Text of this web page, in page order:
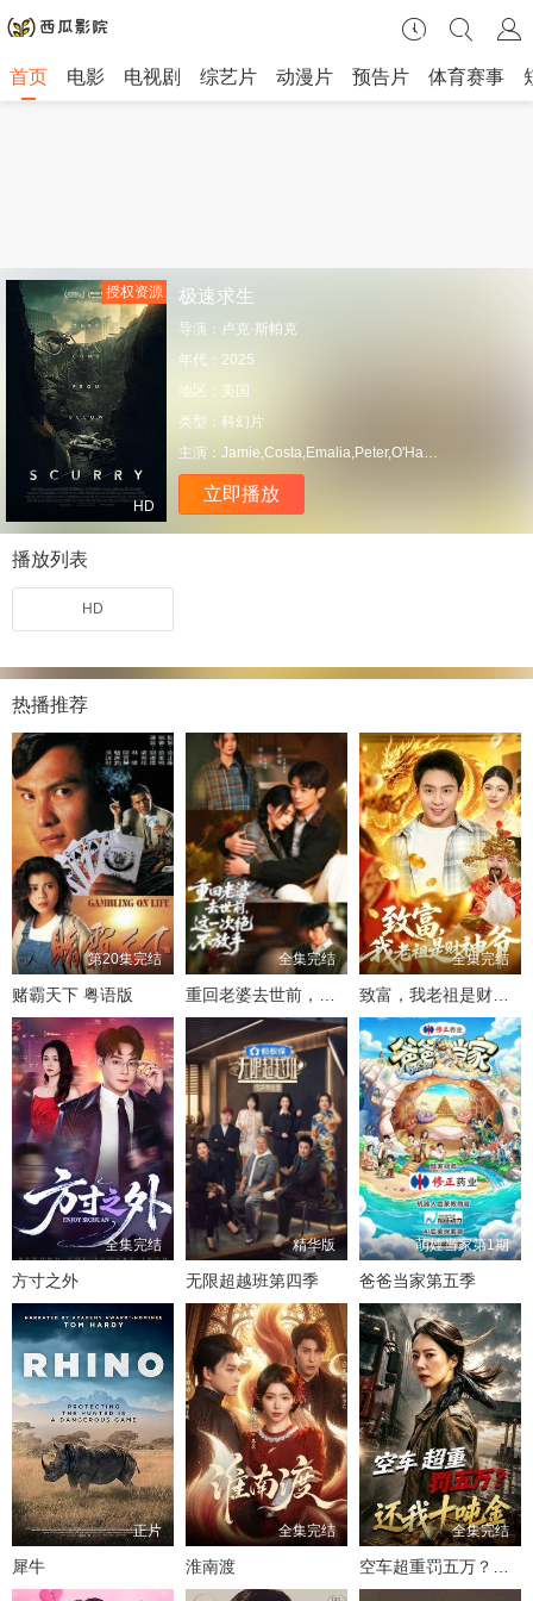
首页 电影 电视剧 综艺片 动漫片 预告片 体育赛事
HD
授权资源 极速求生
导演： 卢克·斯帕克
年代： 2025
地区： 美国
类型： 科幻片
主演： Jamie,Costa,Emalia,Peter,O'Hanlon
立即播放
播放列表
HD
热播推荐
第20集完结
赌霸天下 粤语版
全集完结
重回老婆去世前，这一次绝不放手
全集完结
致富，我老祖是财神爷
全集完结
方寸之外
精华版
无限超越班第四季
萌娃当家第1期
爸爸当家第五季
正片
犀牛
全集完结
淮南渡
全集完结
空车超重罚五万？还我十吨金